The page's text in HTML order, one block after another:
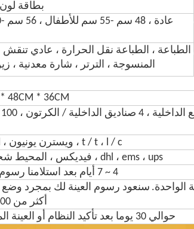
بطاقة لون
الطباعة ، الطباعة نقل الحرارة ، عادي تنقش
المنسوجة ، الترتر ، شارة معدنية ،
48CM * 36CM
t / t ، l / c ، ويسترن يونيون ، paypal
dhl ، ems ، ups ، فيديكس ، المحيط شحنة الخ
4 ~ 7 أيام بعد استلامنا رسوم عينتك
سنعود رسوم العينة لك بمجرد وضع
أكثر من 300 قطع
حوالي 30 يوما بعد تأكيد النظام أو العينة المعتمدة